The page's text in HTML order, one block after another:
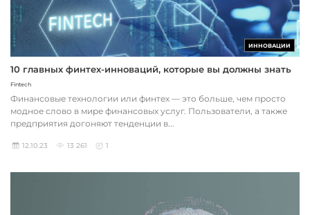
ИННОВАЦИИ
10 главных финтех-инноваций, которые вы должны знать
Fintech
Финансовые технологии или финтех — это больше, чем просто
модное слово в мире финансовых услуг. Пользователи, а также
предприятия догоняют тенденции в...
12.10.23 13 261 1